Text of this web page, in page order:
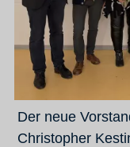
Der neue
Christopher